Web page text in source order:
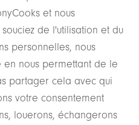
et nous
de l'utilisation et du
personnelles, nous
nous permettant de le
partager cela avec qui
votre consentement
louerons, échangerons